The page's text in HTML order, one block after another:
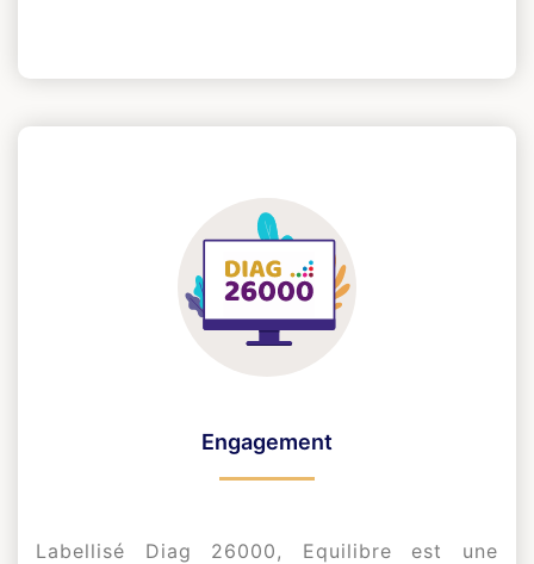
Engagement
Labellisé Diag 26000, Equilibre est une